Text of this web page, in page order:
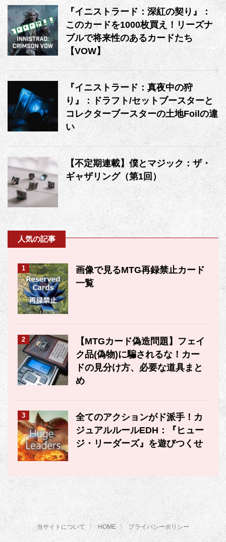
『イニストラード：深紅の契り』：
このカードを1000枚買え！リーズナ
ブルで将来性のあるカードたち
【VOW】
『イニストラード：真夜中の狩
り』：ドラフト/セットブースターと
コレクターブースターの土地Foilの違
い
【不定期連載】僕とマジック：ザ・
ギャザリング（第1回）
人気の記事
1
画像で見るMTG再録禁止カード
一覧
2
【MTGカード偽造問題】フェイ
ク品(偽物)に騙されるな！カー
ドの見分け方、必要な道具まと
め
3
全てのアクションがド派手！カ
ジュアルルールEDH：『ヒュー
ジ・リーダーズ』を遊びつくせ
当サイトについて HOME プライバシーポリシー